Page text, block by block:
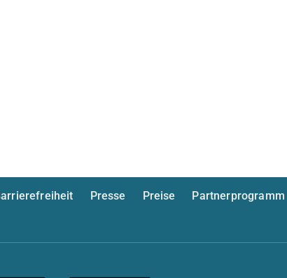
Presse Preise
Partnerprogramm